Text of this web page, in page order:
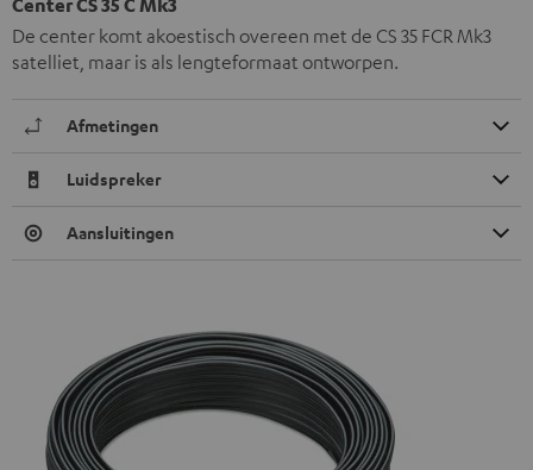
Center CS 35 C Mk3
De center komt akoestisch overeen met de CS 35 FCR Mk3
satelliet, maar is als lengteformaat ontworpen.
Afmetingen
Luidspreker
Aansluitingen